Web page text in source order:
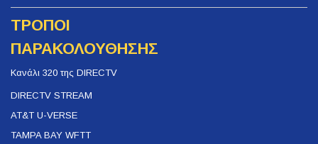
ΤΡΟΠΟΙ
ΠΑΡΑΚΟΛΟΥΘΗΣΗΣ
Κανάλι 320 της DIRECTV
DIRECTV STREAM
AT&T U-VERSE
TAMPA BAY WFTT